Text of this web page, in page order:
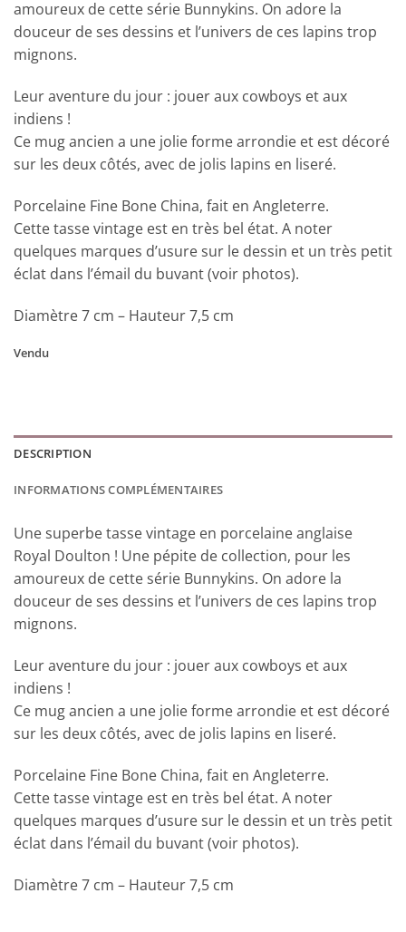
amoureux de cette série Bunnykins. On adore la
douceur de ses dessins et l’univers de ces lapins trop
mignons.
Leur aventure du jour : jouer aux cowboys et aux
indiens !
Ce mug ancien a une jolie forme arrondie et est décoré
sur les deux côtés, avec de jolis lapins en liseré.
Porcelaine Fine Bone China, fait en Angleterre.
Cette tasse vintage est en très bel état. A noter
quelques marques d’usure sur le dessin et un très petit
éclat dans l’émail du buvant (voir photos).
Diamètre 7 cm – Hauteur 7,5 cm
Vendu
DESCRIPTION
INFORMATIONS COMPLÉMENTAIRES
Une superbe tasse vintage en porcelaine anglaise
Royal Doulton ! Une pépite de collection, pour les
amoureux de cette série Bunnykins. On adore la
douceur de ses dessins et l’univers de ces lapins trop
mignons.
Leur aventure du jour : jouer aux cowboys et aux
indiens !
Ce mug ancien a une jolie forme arrondie et est décoré
sur les deux côtés, avec de jolis lapins en liseré.
Porcelaine Fine Bone China, fait en Angleterre.
Cette tasse vintage est en très bel état. A noter
quelques marques d’usure sur le dessin et un très petit
éclat dans l’émail du buvant (voir photos).
Diamètre 7 cm – Hauteur 7,5 cm